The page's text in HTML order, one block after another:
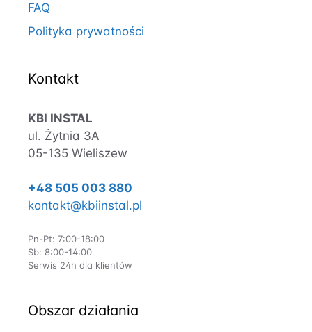
FAQ
Polityka prywatności
Kontakt
KBI INSTAL
ul. Żytnia 3A
05-135 Wieliszew
+48 505 003 880
kontakt@kbiinstal.pl
Pn-Pt: 7:00-18:00
Sb: 8:00-14:00
Serwis 24h dla klientów
Obszar działania